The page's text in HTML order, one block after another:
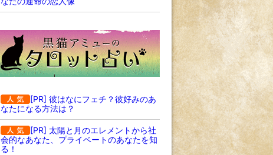
[PR] 彼はなにフェチ？彼好みのあ
なたになる方法は？
[PR] 太陽と月のエレメントから社
会的なあなた、プライベートのあなたを知
る！